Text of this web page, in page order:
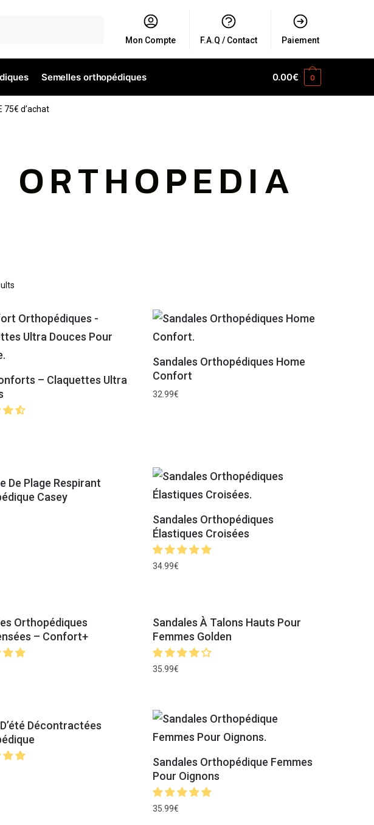
Mon Compte F.A.Q / Contact Paiement
Semelles orthopédiques 0.00€ 0
75€ d’achat
– Claquettes Ultra
Sandales Orthopédiques Home
Confort
32.99€
De Plage Respirant
Casey
Sandales Orthopédiques
Élastiques Croisées
34.99€
Orthopédiques
– Confort+
Sandales À Talons Hauts Pour
Femmes Golden
35.99€
Décontractées
Sandales Orthopédique Femmes
Pour Oignons
35.99€